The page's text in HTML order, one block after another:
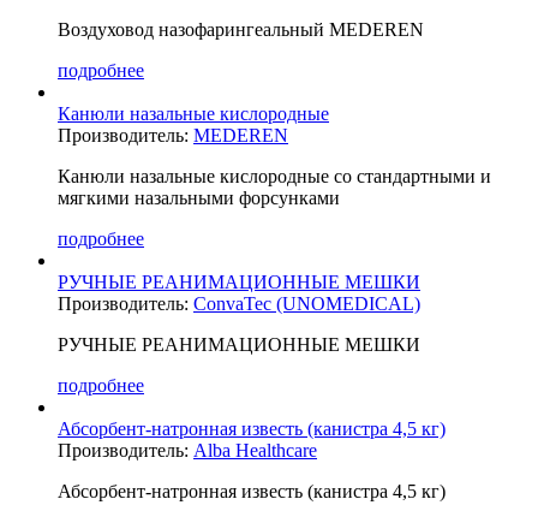
Воздуховод назофарингеальный MEDEREN
подробнее
Канюли назальные кислородные
Производитель: MEDEREN
Канюли назальные кислородные со стандартными и
мягкими назальными форсунками
подробнее
РУЧНЫЕ РЕАНИМАЦИОННЫЕ МЕШКИ
Производитель: ConvaTec (UNOMEDICAL)
РУЧНЫЕ РЕАНИМАЦИОННЫЕ МЕШКИ
подробнее
Абсорбент-натронная известь (канистра 4,5 кг)
Производитель: Alba Healthcare
Абсорбент-натронная известь (канистра 4,5 кг)